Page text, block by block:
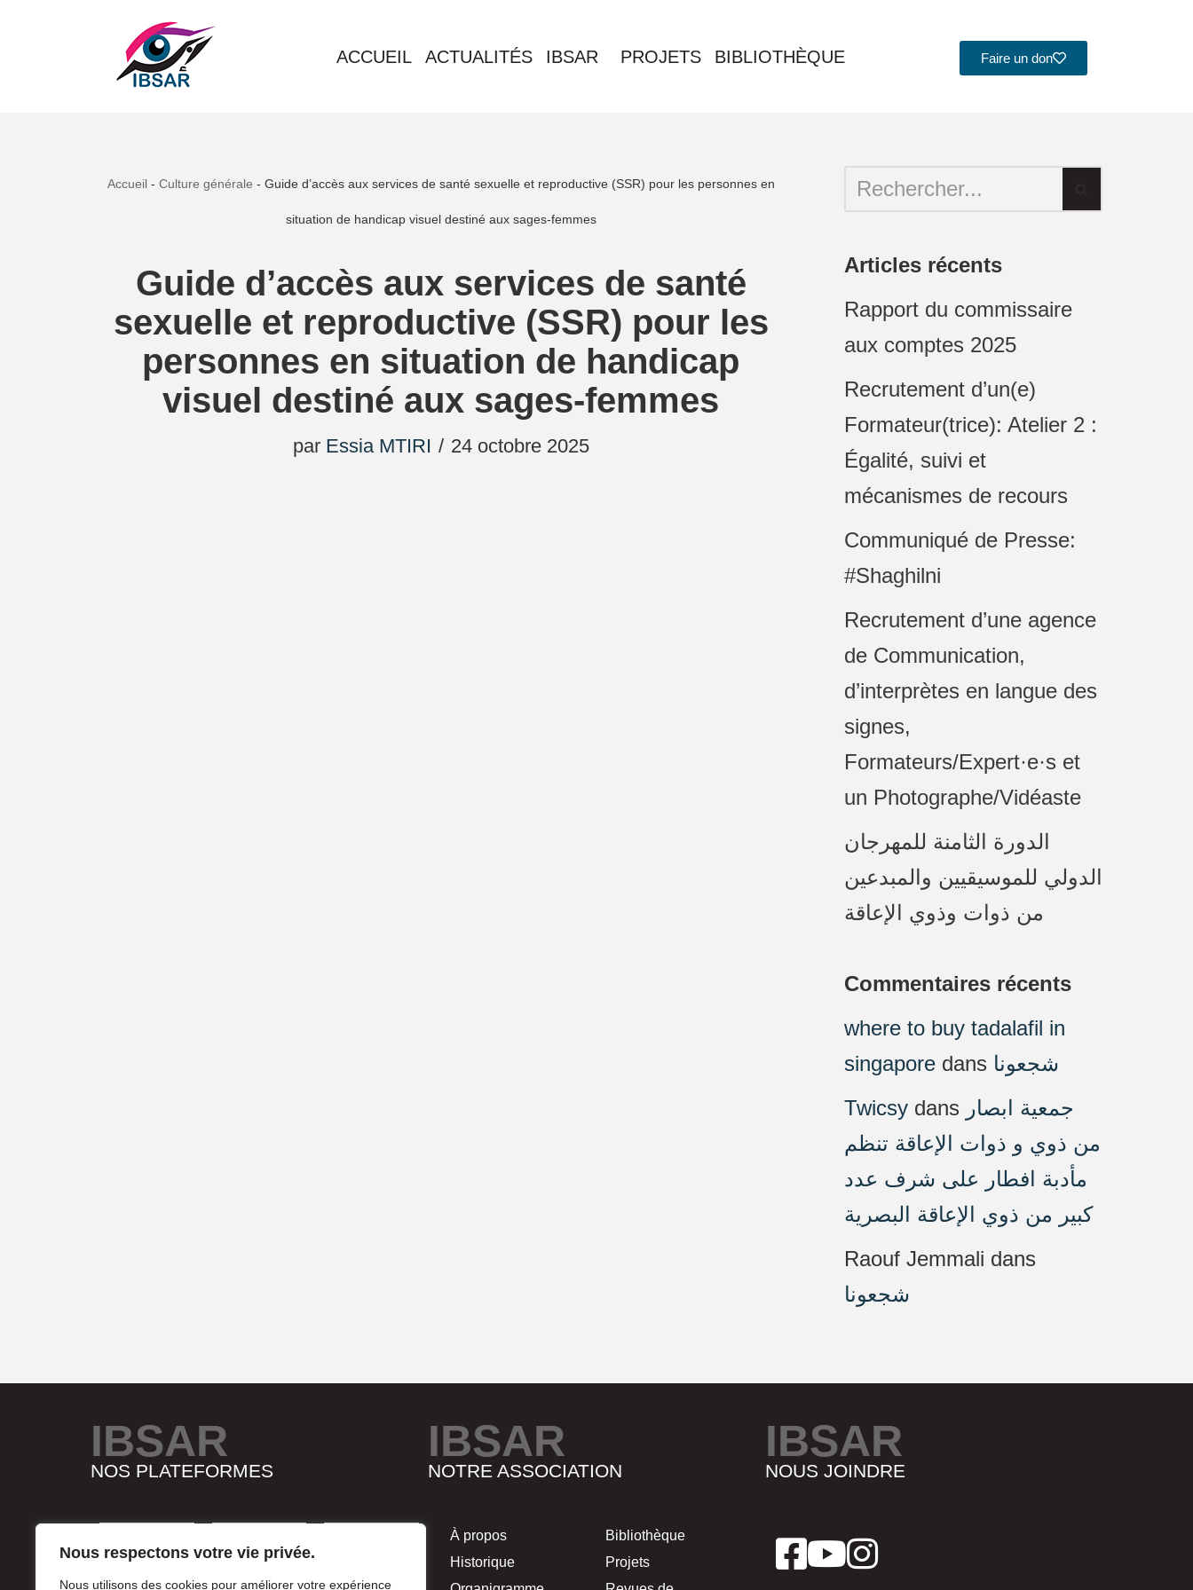
Nous respectons votre vie privée.
Nous utilisons des cookies pour améliorer votre expérience
ACCUEIL ACTUALITÉS IBSAR PROJETS BIBLIOTHÈQUE Faire un don
Accueil- Culture générale - Guide d’accès aux services de santé sexuelle et reproductive (SSR) pour les personnes en
situation de handicap visuel destiné aux sages-femmes
Guide d’accès aux services de santé
sexuelle et reproductive (SSR) pour les
personnes en situation de handicap
visuel destiné aux sages-femmes
par Essia MTIRI 24 octobre 2025
Articles récents
Rapport du commissaire
aux comptes 2025
Recrutement d’un(e)
Formateur(trice): Atelier 2 :
Égalité, suivi et
mécanismes de recours
Communiqué de Presse:
#Shaghilni
Recrutement d’une agence
de Communication,
d’interprètes en langue des
signes,
Formateurs/Expert·e·s et
un Photographe/Vidéaste
الدورة الثامنة للمهرجان
الدولي للموسيقيين والمبدعين
من ذوات وذوي الإعاقة
Commentaires récents
where to buy tadalafil in
singapore dans شجعونا
Twicsy dans جمعية ابصار
من ذوي و ذوات الإعاقة تنظم
مأدبة افطار على شرف عدد
كبير من ذوي الإعاقة البصرية
Raouf Jemmali dans
شجعونا
IBSAR
NOS PLATEFORMES
IBSAR
NOTRE ASSOCIATION
À propos
Historique
Bibliothèque
Projets
IBSAR
NOUS JOINDRE